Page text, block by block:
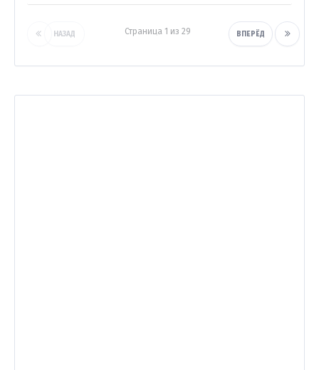
НАЗАД ВПЕРЁД
Страница 1 из 29